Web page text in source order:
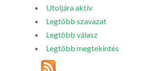
Utoljára aktív
Legtöbb szavazat
Legtöbb válasz
Legtöbb megtekintés